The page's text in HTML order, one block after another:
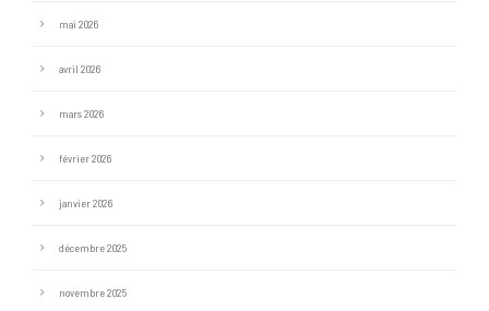
mai 2026
avril 2026
mars 2026
février 2026
janvier 2026
décembre 2025
novembre 2025